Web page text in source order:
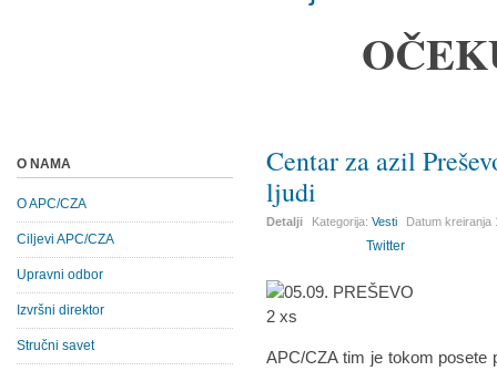
Centar za azil
ljudi
Detalji Kategorija:Vesti Datum kreiranja
Twitter
APC/CZA tim je tokom posete
O NAMA
O APC/CZA
Ciljevi APC/CZA
Upravni odbor
Izvršni direktor
Stručni savet